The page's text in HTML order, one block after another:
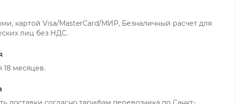
картой Visa/MasterCard/МИР, Безналичный расчет для
лиц без НДС.
18 месяцев.